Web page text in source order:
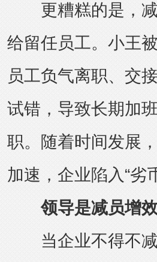
更糟糕的是，减
给留任员工。小王
员工负气离职、交
试错，导致长期加
职。随着时间发展
加速，企业陷入“劣
领导是减员增
当企业不得不减